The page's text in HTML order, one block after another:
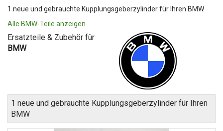
1 neue und gebrauchte Kupplungsgeberzylinder für Ihren BMW
Alle BMW-Teile anzeigen
Ersatzteile & Zubehör für
BMW
1 neue und gebrauchte Kupplungsgeberzylinder für Ihren
BMW